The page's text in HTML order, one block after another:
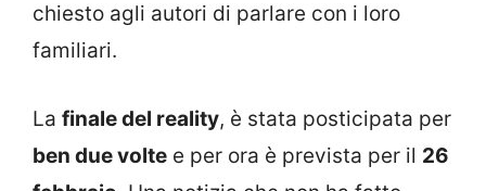
chiesto agli autori di parlare con i loro
familiari.
La finale del reality, è stata posticipata per
ben due volte e per ora è prevista per il 26